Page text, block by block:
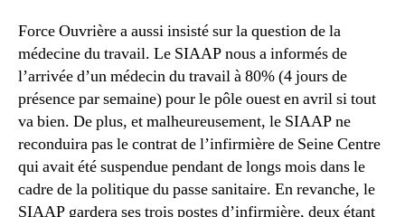
Force Ouvrière a aussi insisté sur la question de la
médecine du travail. Le SIAAP nous a informés de
l’arrivée d’un médecin du travail à 80% (4 jours de
présence par semaine) pour le pôle ouest en avril si tout
va bien. De plus, et malheureusement, le SIAAP ne
reconduira pas le contrat de l’infirmière de Seine Centre
qui avait été suspendue pendant de longs mois dans le
cadre de la politique du passe sanitaire. En revanche, le
SIAAP gardera ses trois postes d’infirmière, deux étant